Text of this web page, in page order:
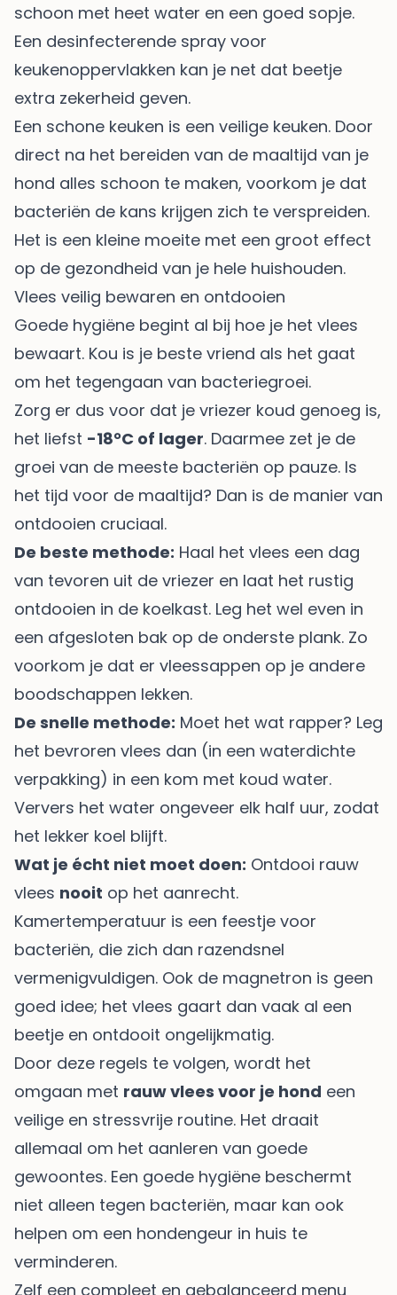
schoon met heet water en een goed sopje.
Een desinfecterende spray voor
keukenoppervlakken kan je net dat beetje
extra zekerheid geven.
Een schone keuken is een veilige keuken. Door
direct na het bereiden van de maaltijd van je
hond alles schoon te maken, voorkom je dat
bacteriën de kans krijgen zich te verspreiden.
Het is een kleine moeite met een groot effect
op de gezondheid van je hele huishouden.
Vlees veilig bewaren en ontdooien
Goede hygiëne begint al bij hoe je het vlees
bewaart. Kou is je beste vriend als het gaat
om het tegengaan van bacteriegroei.
Zorg er dus voor dat je vriezer koud genoeg is,
het liefst -18°C of lager. Daarmee zet je de
groei van de meeste bacteriën op pauze. Is
het tijd voor de maaltijd? Dan is de manier van
ontdooien cruciaal.
De beste methode: Haal het vlees een dag
van tevoren uit de vriezer en laat het rustig
ontdooien in de koelkast. Leg het wel even in
een afgesloten bak op de onderste plank. Zo
voorkom je dat er vleessappen op je andere
boodschappen lekken.
De snelle methode: Moet het wat rapper? Leg
het bevroren vlees dan (in een waterdichte
verpakking) in een kom met koud water.
Ververs het water ongeveer elk half uur, zodat
het lekker koel blijft.
Wat je écht niet moet doen: Ontdooi rauw
vlees nooit op het aanrecht.
Kamertemperatuur is een feestje voor
bacteriën, die zich dan razendsnel
vermenigvuldigen. Ook de magnetron is geen
goed idee; het vlees gaart dan vaak al een
beetje en ontdooit ongelijkmatig.
Door deze regels te volgen, wordt het
omgaan met rauw vlees voor je hond een
veilige en stressvrije routine. Het draait
allemaal om het aanleren van goede
gewoontes. Een goede hygiëne beschermt
niet alleen tegen bacteriën, maar kan ook
helpen om een hondengeur in huis te
verminderen.
Zelf een compleet en gebalanceerd menu